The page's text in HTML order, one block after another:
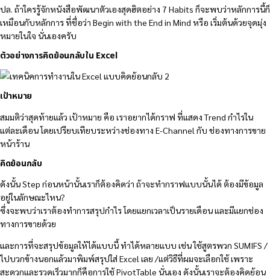
ปล. ถ้าใครรู้จักหนังสือพัฒนาตัวเองสุดฮิตอย่าง 7 Habits ก็จะพบว่าหลักการนี้ก็
เหมือนกับหลักการ ที่ชื่อว่า Begin with the End in Mind หรือ เริ่มต้นด้วยจุดมุ่ง
หมายในใจ นั่นเองครับ
ตัวอย่างการคิดย้อนกลับใน Excel
เป้าหมาย
สมมติว่าสุดท้ายแล้ว เป้าหมาย คือ เราอยากได้กราฟ ที่แสดง Trend กำไรใน
แต่ละเดือน โดยเปรียบเทียบระหว่างช่องทาง E-Channel กับ ช่องทางการขาย
หน้าร้าน
คิดย้อนกลับ
ดังนั้น Step ก่อนหน้านั้นเราก็ต้องคิดว่า ถ้าจะทำกราฟแบบนั้นได้ ต้องมีข้อมูล
อยู่ในลักษณะไหน?
ซึ่งจะพบว่าเราต้องทำการสรุปกำไร โดยแยกเวลาเป็นรายเดือน และมีแยกช่อง
ทางการขายด้วย
และการที่จะสรุปข้อมูลให้ได้แบบนี้ ทำได้หลายแบบ เช่น ใช้สูตรพวก SUMIFS /
ไปบวกข้างนอกแล้วมาพิมพ์สรุปใส่ Excel เลย /แต่วิธีที่ผมจะเลือกใช้ เพราะ
สะดวกและรวดเร็วมากก็คือการใช้ PivotTable นั่นเอง ดังนั้นเราจะต้องคิดย้อน